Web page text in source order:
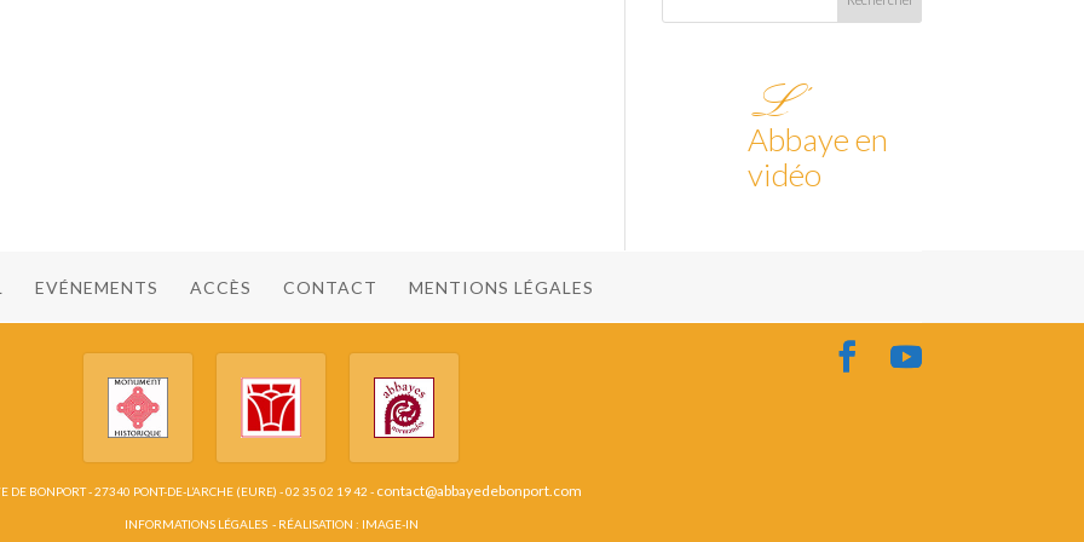
L’
Abbaye en
vidéo
EVÉNEMENTS ACCÈS CONTACT MENTIONS LÉGALES
DE BONPORT - 27340 PONT-DE-L’ARCHE (EURE) - 02 35 02 19 42 - contact@abbayedebonport.com
INFORMATIONS LÉGALES- RÉALISATION : IMAGE-IN